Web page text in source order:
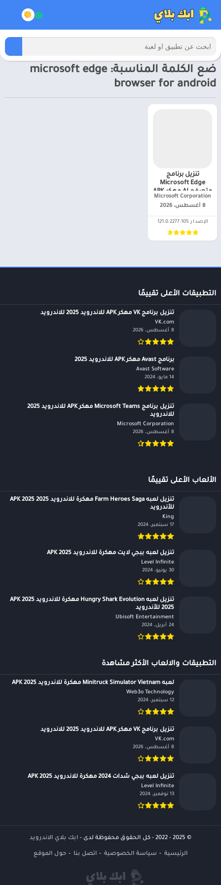
ضع الكلمة المناسبة: microsoft edge
browser for android
تنزيل برنامج
Microsoft Edge
متصفح AI مهكر APK
للاندرويد
Microsoft Corporation‏
8 أغسطس، 2026
الإصدار 121.0.2277.105
التطبيقات الأعلى تقييمًا
تنزيل برنامج VK مهكر APK للاندرويد 2025 للاندرويد
VK.com‏
8 أغسطس، 2026
برنامج Avast مهكر APK للاندرويد 2025
Avast Software‏
14 مايو، 2024
تنزيل برنامج Microsoft Teams مهكر APK للاندرويد 2025
للاندرويد
Microsoft Corporation‏
8 أغسطس، 2026
الألعاب الأعلى تقييمًا
تنزيل لعبه Farm Heroes Saga مهكرة للاندرويد APK 2025 2025
للأندرويد
King‏
17 سبتمبر، 2024
تنزيل لعبه ببجي لايت مهكرة للاندرويد APK 2025
Level Infinite‏
30 يونيو، 2024
تنزيل لعبه Hungry Shark Evolution مهكرة للاندرويد APK 2025
2025 للأندرويد
Ubisoft Entertainment‏
24 أبريل، 2024
التطبيقات والالعاب الأكثر مشاهدة
لعبه Minitruck Simulator Vietnam مهكرة للاندرويد APK 2025
Web3o Technology‏
12 سبتمبر، 2024
تنزيل برنامج VK مهكر APK للاندرويد 2025 للاندرويد
VK.com‏
8 أغسطس، 2026
تنزيل لعبه ببجي شدات 2024 مهكرة للاندرويد APK 2025
Level Infinite‏
13 نوفمبر، 2024
© 2025 - 2022 - كل الحقوق محفوظة لدى - ابك بلاي الاندرويد
الرئيسية سياسة الخصوصية اتصل بنا حول الموقع